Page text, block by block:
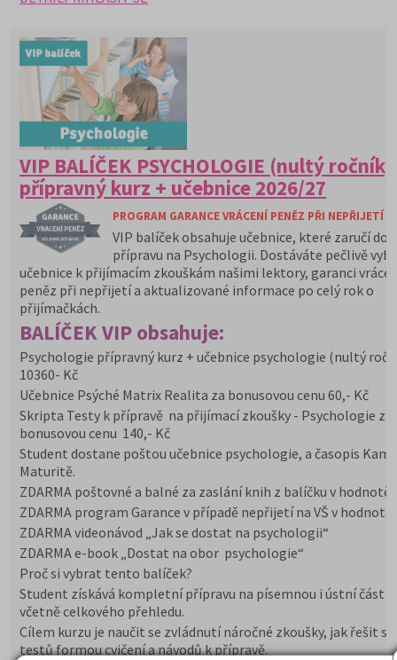
VIP BALÍČEK PSYCHOLOGIE (nultý ročník)
přípravný kurz + učebnice 2026/27
PROGRAM GARANCE VRÁCENÍ PENĚZ PŘI NEPŘIJETÍ
VIP balíček obsahuje učebnice, které zaručí
přípravu na Psychologii. Dostáváte pečlivě
učebnice k přijímacím zkouškám našimi lektory, garanci
peněz při nepřijetí a aktualizované informace po celý rok o
přijímačkách.
BALÍČEK VIP obsahuje:
Psychologie přípravný kurz + učebnice psychologie (nultý
10360- Kč
Učebnice Psýché Matrix Realita za bonusovou cenu 60,- Kč
Skripta Testy k přípravě na přijímací zkoušky - Psychologie za
bonusovou cenu 140,- Kč
Student dostane poštou učebnice psychologie, a časopis Kam
Maturitě.
ZDARMA poštovné a balné za zaslání knih z balíčku v hodnotě
ZDARMA program Garance v případě nepřijetí na VŠ v hodnotě
ZDARMA videonávod „Jak se dostat na psychologii“
ZDARMA e-book „Dostat na obor psychologie“
Proč si vybrat tento balíček?
Student získává kompletní přípravu na písemnou i ústní část
včetně celkového přehledu.
Cílem kurzu je naučit se zvládnutí náročné zkoušky, jak řešit
testů formou cvičení a návodů k přípravě.